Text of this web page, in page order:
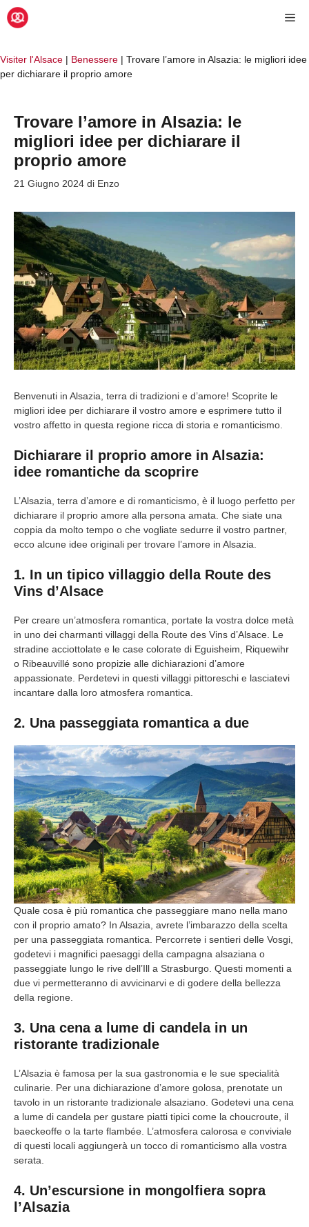
Vai
Visiter l'Alsace | Benessere | Trovare l’amore in Alsazia: le migliori idee
per dichiarare il proprio amore
Trovare l’amore in Alsazia: le
migliori idee per dichiarare il
proprio amore
21 Giugno 2024 di Enzo
Benvenuti in Alsazia, terra di tradizioni e d’amore! Scoprite le
migliori idee per dichiarare il vostro amore e esprimere tutto il
vostro affetto in questa regione ricca di storia e romanticismo.
Dichiarare il proprio amore in Alsazia:
idee romantiche da scoprire
L’Alsazia, terra d’amore e di romanticismo, è il luogo perfetto per
dichiarare il proprio amore alla persona amata. Che siate una
coppia da molto tempo o che vogliate sedurre il vostro partner,
ecco alcune idee originali per trovare l’amore in Alsazia.
1. In un tipico villaggio della Route des
Vins d’Alsace
Per creare un’atmosfera romantica, portate la vostra dolce metà
in uno dei charmanti villaggi della Route des Vins d’Alsace. Le
stradine acciottolate e le case colorate di Eguisheim, Riquewihr
o Ribeauvillé sono propizie alle dichiarazioni d’amore
appassionate. Perdetevi in questi villaggi pittoreschi e lasciatevi
incantare dalla loro atmosfera romantica.
2. Una passeggiata romantica a due
Quale cosa è più romantica che passeggiare mano nella mano
con il proprio amato? In Alsazia, avrete l’imbarazzo della scelta
per una passeggiata romantica. Percorrete i sentieri delle Vosgi,
godetevi i magnifici paesaggi della campagna alsaziana o
passeggiate lungo le rive dell’Ill a Strasburgo. Questi momenti a
due vi permetteranno di avvicinarvi e di godere della bellezza
della regione.
3. Una cena a lume di candela in un
ristorante tradizionale
L’Alsazia è famosa per la sua gastronomia e le sue specialità
culinarie. Per una dichiarazione d’amore golosa, prenotate un
tavolo in un ristorante tradizionale alsaziano. Godetevi una cena
a lume di candela per gustare piatti tipici come la choucroute, il
baeckeoffe o la tarte flambée. L’atmosfera calorosa e conviviale
di questi locali aggiungerà un tocco di romanticismo alla vostra
serata.
4. Un’escursione in mongolfiera sopra
l’Alsazia